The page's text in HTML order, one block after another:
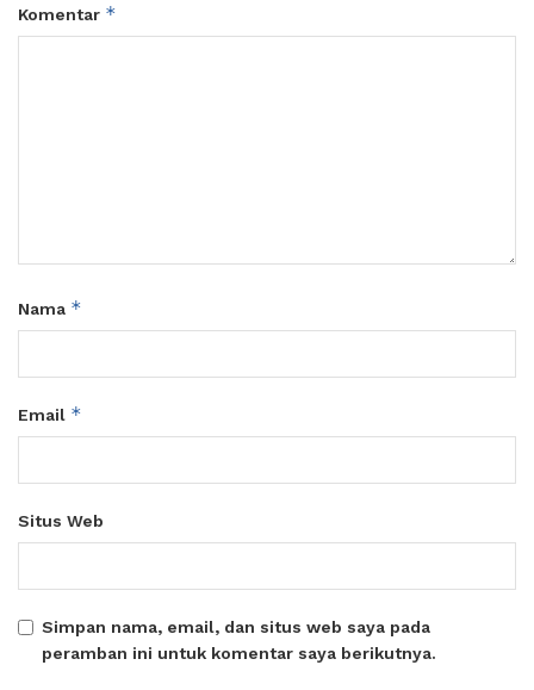
Komentar *
Nama *
Email *
Situs Web
Simpan nama, email, dan situs web saya pada
peramban ini untuk komentar saya berikutnya.